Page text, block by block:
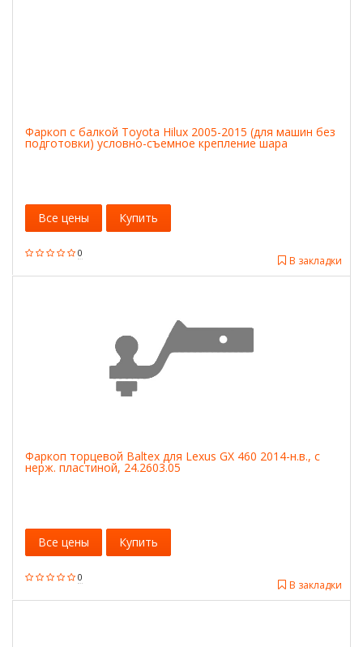
Фаркоп с балкой Toyota Hilux 2005-2015 (для машин без
подготовки) условно-съемное крепление шара
0
В закладки
Все цены Купить
Фаркоп торцевой Baltex для Lexus GX 460 2014-н.в., с
нерж. пластиной, 24.2603.05
0
В закладки
Все цены Купить